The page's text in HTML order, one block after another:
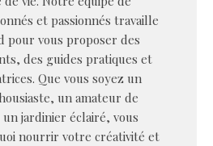
et passionnés travaille
pour vous proposer des
des guides pratiques et
Que vous soyez un
un amateur de
jardinier éclairé, vous
nourrir votre créativité et